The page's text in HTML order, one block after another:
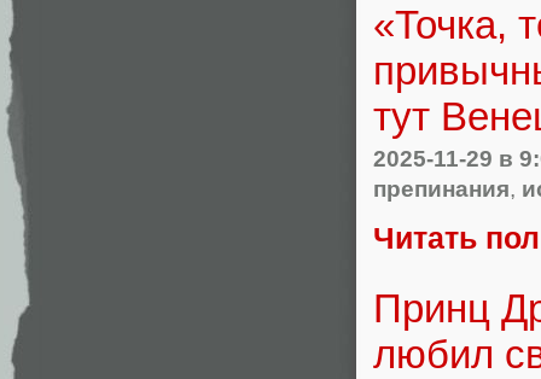
«Точка,
тут
2025-11-29 в
препинания,
Читать
Принц
любил